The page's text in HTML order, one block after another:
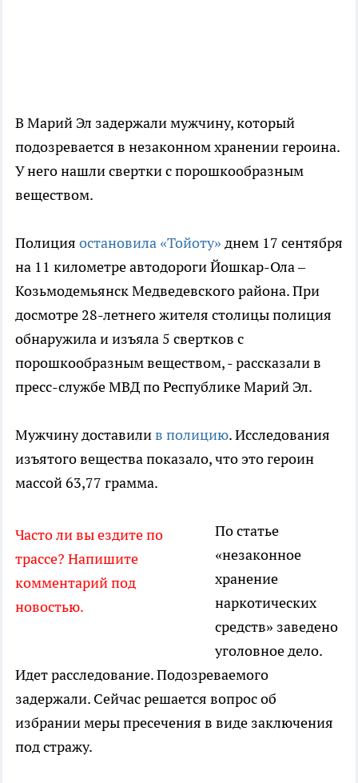
В Марий Эл задержали мужчину, который
подозревается в незаконном хранении героина.
У него нашли свертки с порошкообразным
веществом.
Полиция остановила «Тойоту» днем 17 сентября
на 11 километре автодороги Йошкар-Ола –
Козьмодемьянск Медведевского района. При
досмотре 28-летнего жителя столицы полиция
обнаружила и изъяла 5 свертков с
порошкообразным веществом, - рассказали в
пресс-службе МВД по Республике Марий Эл.
Мужчину доставилив полицию. Исследования
изъятого вещества показало, что это героин
массой 63,77 грамма.
Часто ли вы ездите по
трассе? Напишите
комментарий под
новостью.
По статье
«незаконное
хранение
наркотических
средств» заведено
уголовное дело.
Идет расследование. Подозреваемого
задержали. Сейчас решается вопрос об
избрании меры пресечения в виде заключения
под стражу.